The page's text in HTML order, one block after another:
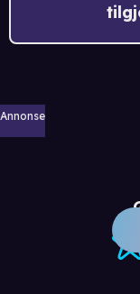
Annonse